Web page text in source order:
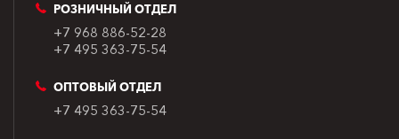
РОЗНИЧНЫЙ ОТДЕЛ
+7 968 886-52-28
+7 495 363-75-54
ОПТОВЫЙ ОТДЕЛ
+7 495 363-75-54